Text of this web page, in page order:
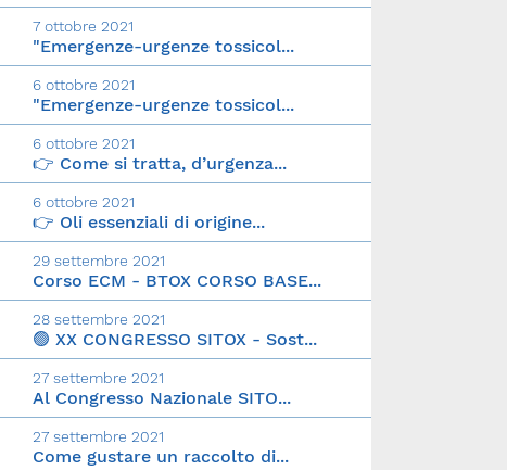
7 ottobre 2021
"Emergenze-urgenze tossicol...
6 ottobre 2021
"Emergenze-urgenze tossicol...
6 ottobre 2021
👉 Come si tratta, d’urgenza...
6 ottobre 2021
👉 Oli essenziali di origine...
29 settembre 2021
Corso ECM - BTOX CORSO BASE...
28 settembre 2021
🟢 XX CONGRESSO SITOX - Sost...
27 settembre 2021
Al Congresso Nazionale SITO...
27 settembre 2021
Come gustare un raccolto di...